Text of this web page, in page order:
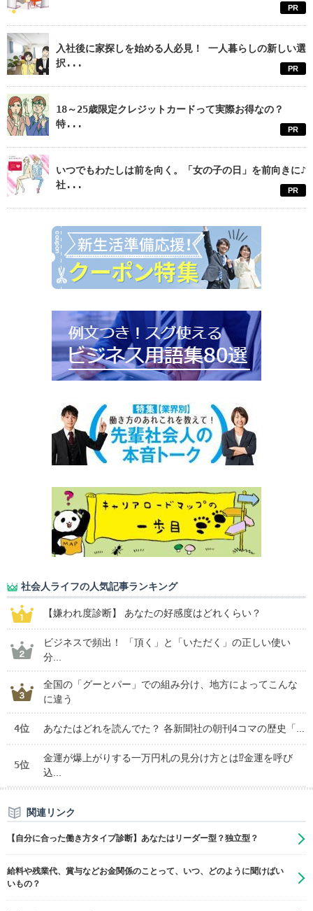
PR
入社後に家探しを始める人必見！ 一人暮らしの新しい選
択...
PR
18～25歳限定クレジットカードって実際お得なの？
特...
PR
いつでもわたしは前を向く。「女の子の日」を前向きに♪
社...
PR
社会人ライフの人気記事ランキング
【嫌われ度診断】 あなたの好感度はどれくらい？
ビジネスで頻出！ 「頂く」と「いただく」の正しい使い
分...
全国の「グーとパー」での組み分け、地方によってこんな
に違う
4位 あなたはどれを読んでた？ 各新聞社の朝刊4コマの歴史「...
5位
金運が爆上がりする一万円札の見分け方とは⁉金運を呼び
込...
関連リンク
【自分に合った働き方タイプ診断】あなたはリーダー型？独立型？
給料や残業代、賞与などお金関係のことって、いつ、どのように聞けばい
いもの？